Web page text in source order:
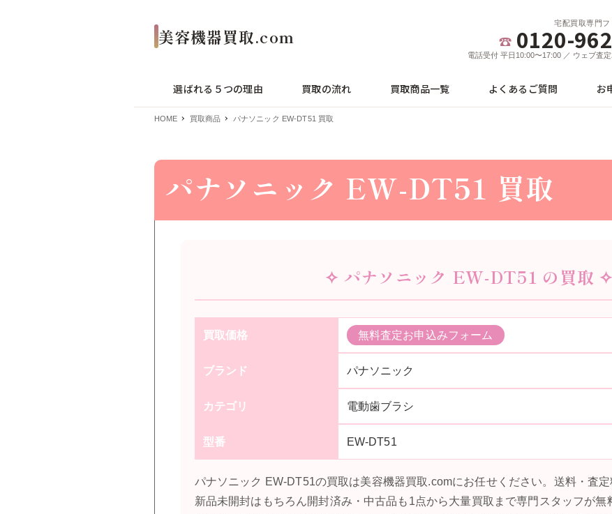
宅配買取専門
0120-
電話受付 平日10:00〜17:00 ／ ウェブ査
選ばれる５つの理由 買取の流れ 買取商品一覧 よくあるご質問 お
HOME 買取商品 パナソニック EW-DT51 買取
パナソニック EW-DT51 買取
✧ パナソニック EW-DT51 の買取 ✧
買取価格 無料査定お申込みフォーム
ブランド パナソニック
カテゴリ 電動歯ブラシ
型番 EW-DT51
パナソニック EW-DT51の買取は美容機器買取.comにお任せください。送料・査定
新品未開封はもちろん開封済み・中古品も1点から大量買取まで専門スタッフが無